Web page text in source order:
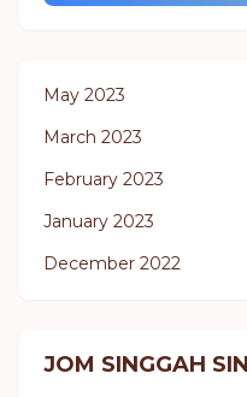
May 2023
March 2023
February 2023
January 2023
December 2022
JOM SINGGAH